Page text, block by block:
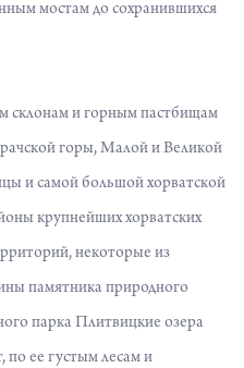
мостам до сохранившихся
склонам и горным пастбищам
горы, Малой и Великой
и самой большой хорватской
крупнейших хорватских
некоторые из
памятника природного
парка Плитвицкие озера
по ее густым лесам и